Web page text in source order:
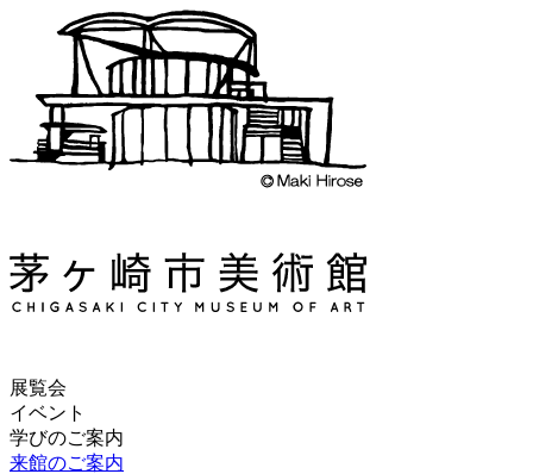
展覧会
イベント
学びのご案内
来館のご案内